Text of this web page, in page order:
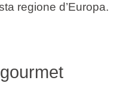
regione d’Europa.